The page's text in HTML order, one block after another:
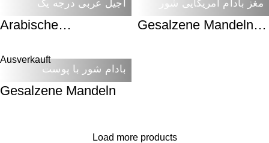
آجیل عربی درجه یک
Arabische
Klasse
مغز بادام آمریکایی شور
Gesalzene Mandeln
Ausverkauft
بادام شور با پوست
Gesalzene Mandeln
Load more products